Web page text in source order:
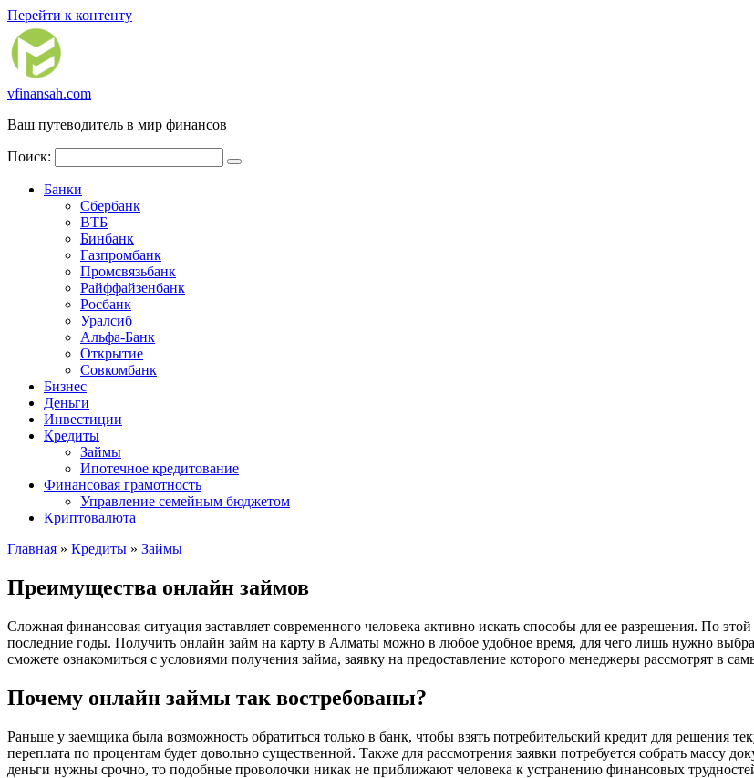
Перейти к контенту
vfinansah.com
Ваш путеводитель в мир финансов
Поиск:
Банки
Сбербанк
ВТБ
Бинбанк
Газпромбанк
Промсвязьбанк
Райффайзенбанк
Росбанк
Уралсиб
Альфа-Банк
Открытие
Совкомбанк
Бизнес
Деньги
Инвестиции
Кредиты
Займы
Ипотечное кредитование
Финансовая грамотность
Управление семейным бюджетом
Криптовалюта
Главная » Кредиты » Займы
Преимущества онлайн займов
Сложная финансовая ситуация заставляет современного человека активно искать способы для ее разрешения. По
последние годы. Получить онлайн займ на карту в Алматы можно в любое удобное время, для чего лишь нужно
сможете ознакомиться с условиями получения займа, заявку на предоставление которого менеджеры рассмотрят в
Почему онлайн займы так востребованы?
Раньше у заемщика была возможность обратиться только в банк, чтобы взять потребительский кредит для решения
переплата по процентам будет довольно существенной. Также для рассмотрения заявки потребуется собрать массу
деньги нужны срочно, то подобные проволочки никак не приближают человека к устранению финансовых